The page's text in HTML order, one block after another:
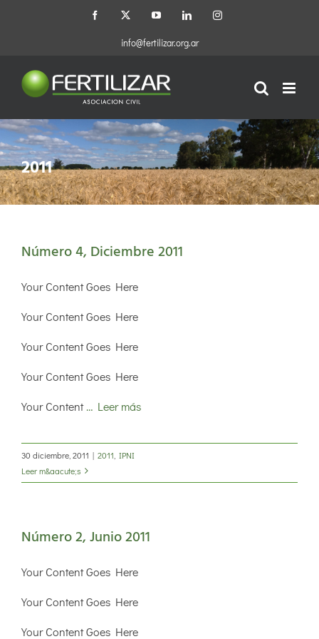
Facebook
X YouTubeLinkedInInstagram
info@fertilizar.org.ar
2011
Número 4, Diciembre 2011
Your Content Goes Here
Your Content Goes Here
Your Content Goes Here
Your Content Goes Here
Your Content… Leer más
30 diciembre, 2011 | 2011 IPNI
Leer m&aacute;s
Número 2, Junio 2011
Your Content Goes Here
Your Content Goes Here
Your Content Goes Here